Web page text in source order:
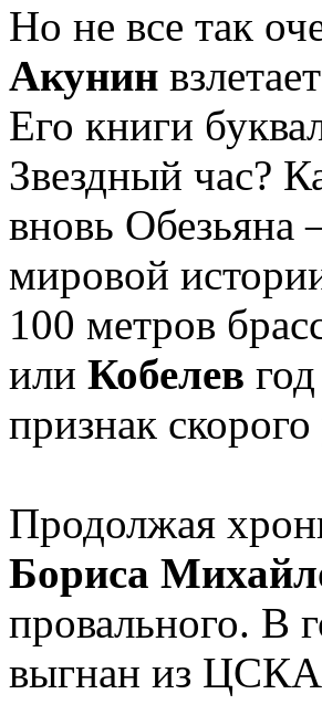
Но не все так
Акунин
Его книги
Звездный час?
вновь
мировой
100 метров
или Кобелев
признак скорого
Продолжая
Бориса
провального. В
выгнан из